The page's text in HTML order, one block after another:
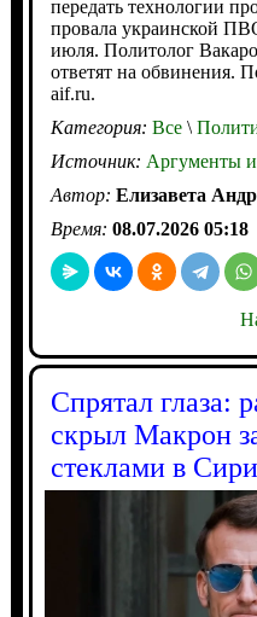
передать технологии
провала украинской
июля. Политолог
ответят на обвинения.
aif.ru.
Категория: Все\
Источник: Аргументы
Автор: Елизавета
Время: 08.07.2026 05:18
Спрятал глаза:
скрыл Макрон
стеклами в